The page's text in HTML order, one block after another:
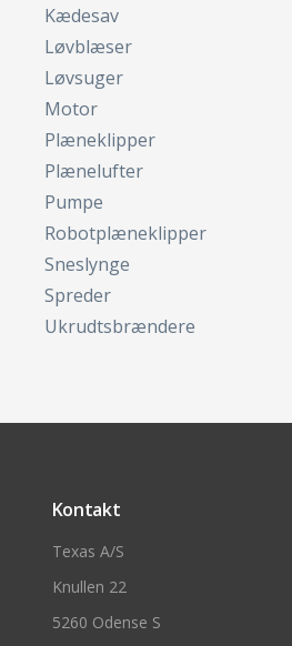
Kædesav
Løvblæser
Løvsuger
Motor
Plæneklipper
Plænelufter
Pumpe
Robotplæneklipper
Sneslynge
Spreder
Ukrudtsbrændere
Kontakt
Texas A/S
Knullen 22
5260 Odense S